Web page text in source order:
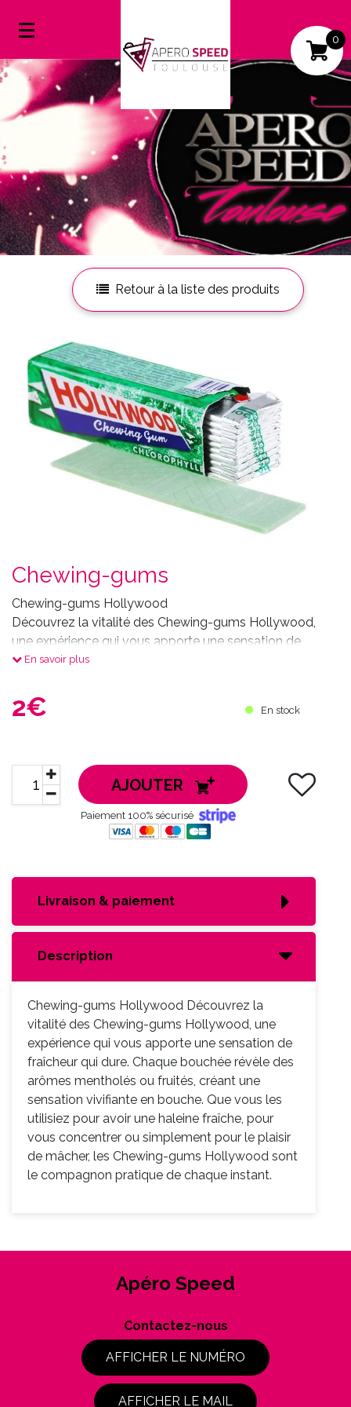
Mon compte
Mes favoris
0
Retour à la liste des produits
Chewing-gums
Chewing-gums Hollywood
Découvrez la vitalité des Chewing-gums Hollywood,
une expérience qui vous apporte une sensation de
fraîcheur qui dure. Chaque bouchée révèle des
vivifiante en bouche. Que vous les utilisiez pour avoir
une haleine fraîche, pour vous concentrer ou
En savoir plus
2€ En stock
AJOUTER
Paiement 100% sécurisé
Livraison & paiement
Description
Chewing-gums Hollywood Découvrez la
vitalité des Chewing-gums Hollywood, une
expérience qui vous apporte une sensation de
fraîcheur qui dure. Chaque bouchée révèle des
arômes mentholés ou fruités, créant une
sensation vivifiante en bouche. Que vous les
utilisiez pour avoir une haleine fraîche, pour
vous concentrer ou simplement pour le plaisir
de mâcher, les Chewing-gums Hollywood sont
le compagnon pratique de chaque instant.
Apéro Speed
Contactez-nous
AFFICHER LE NUMÉRO
AFFICHER LE MAIL